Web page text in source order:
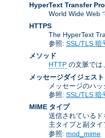
HyperText Transfer
World Wide Web
HTTPS
The HyperText
参照: SSL/TLS 暗
メソッド
HTTP の文脈では
メッセージダイジェスト
メッセージのハ
参照: SSL/TLS 暗
MIME タイプ
送信されている
主タイプと副タイ
参照: mod_mime